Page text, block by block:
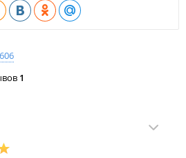
инвалидов;
и киоски;
(ворсовые, антикаблук,
1